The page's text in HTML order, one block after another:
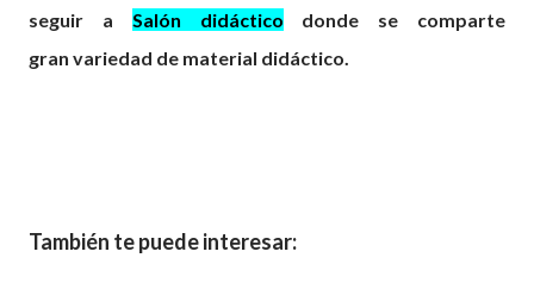
seguir a Salón didáctico
donde se comparte
gran variedad de material didáctico.
También te puede interesar: